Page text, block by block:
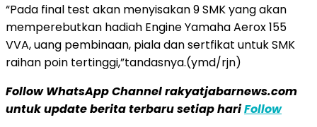
“Pada final test akan menyisakan 9 SMK yang akan
memperebutkan hadiah Engine Yamaha Aerox 155
VVA, uang pembinaan, piala dan sertfikat untuk SMK
raihan poin tertinggi,”tandasnya.(ymd/rjn)
Follow WhatsApp Channel rakyatjabarnews.com
untuk update berita terbaru setiap hariFollow